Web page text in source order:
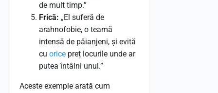
de mult timp.”
Frică: „El suferă de
arahnofobie, o teamă
intensă de păianjeni, și evită
cu orice preț locurile unde ar
putea întâlni unul.”
Aceste exemple arată cum